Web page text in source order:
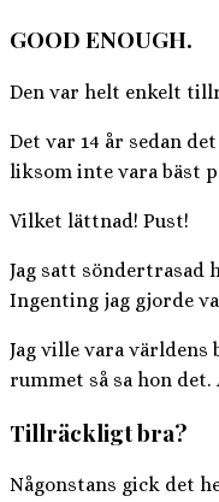
GOOD ENOUGH.
Den var helt enkelt
Det var 14 år sedan
liksom inte vara bäst
Vilket lättnad! Pust!
Jag satt söndertrasad
Ingenting jag gjorde
Jag ville vara
rummet så sa hon det.
Tillräckligt bra?
Någonstans gick det